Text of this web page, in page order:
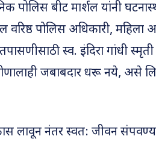
पोलिस बीट मार्शल यांनी
वरिष्ठ पोलिस अधिकारी, महिला
स्व. इंदिरा गांधी
जबाबदार धरू नये, असे
लावून नंतर स्वत: जीवन